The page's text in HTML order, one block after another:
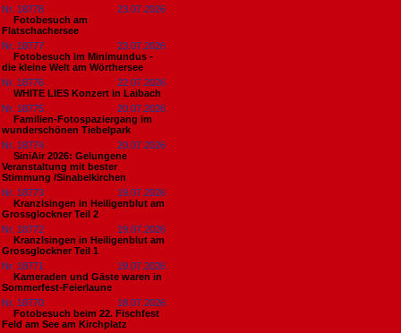
Nr. 18778
23.07.2026
Fotobesuch am
Flatschachersee
Nr. 18777
23.07.2026
Fotobesuch im Minimundus -
die kleine Welt am Wörthersee
Nr. 18776
22.07.2026
WHITE LIES Konzert in Laibach
Nr. 18775
20.07.2026
Familien-Fotospaziergang im
wunderschönen Tiebelpark
Nr. 18774
20.07.2026
SiniAir 2026: Gelungene
Veranstaltung mit bester
Stimmung /Sinabelkirchen
Nr. 18773
19.07.2026
Kranzlsingen in Heiligenblut am
Grossglockner Teil 2
Nr. 18772
19.07.2026
Kranzlsingen in Heiligenblut am
Grossglockner Teil 1
Nr. 18771
19.07.2026
Kameraden und Gäste waren in
Sommerfest-Feierlaune
Nr. 18770
18.07.2026
Fotobesuch beim 22. Fischfest
Feld am See am Kirchplatz